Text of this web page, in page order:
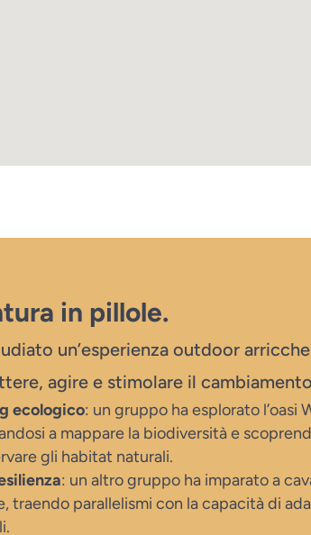
in pillole.
un’esperienza outdoor
agire e stimolare il
ecologico: un gruppo ha esplorato l’oasi
a mappare la biodiversità e
gli habitat naturali.
: un altro gruppo ha imparato a
traendo parallelismi con la capacità di